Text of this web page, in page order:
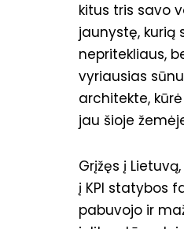
kitus tris savo
jaunystę, kurią
nepritekliaus,
vyriausias
architekte,
jau šioje
Grįžęs į
į KPI statybos
pabuvojo ir